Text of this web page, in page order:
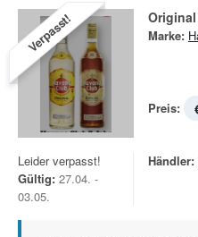
Verpasst! Marke:
Preis:
Leider verpasst!
Gültig: 27.04. -
03.05.
Händler: